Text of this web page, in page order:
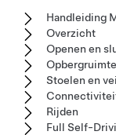
Handleiding
Overzicht
Openen en
Stoelen en
Rijden
Full Self-